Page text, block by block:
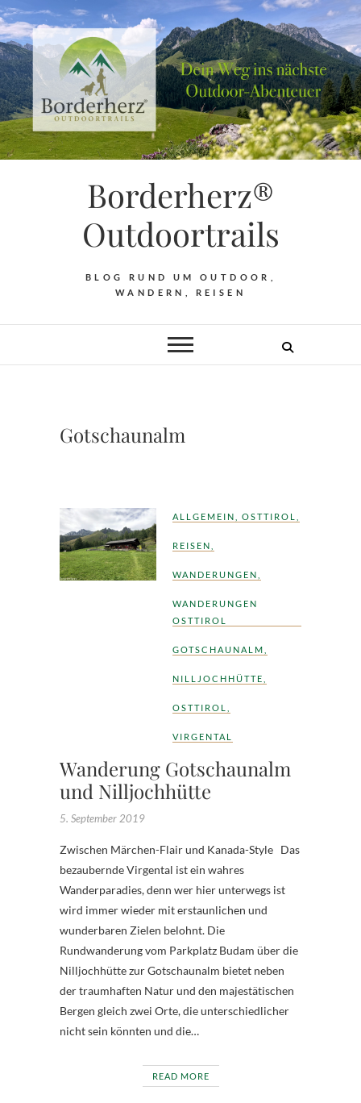
Borderherz®
Outdoortrails
BLOG RUND UM OUTDOOR,
WANDERN, REISEN
Gotschaunalm
ALLGEMEIN OSTTIROL
REISEN
WANDERUNGEN
WANDERUNGEN
OSTTIROL
GOTSCHAUNALM
NILLJOCHHÜTTE
OSTTIROL
VIRGENTAL
Wanderung Gotschaunalm
und Nilljochhütte
5. September 2019
Zwischen Märchen-Flair und Kanada-Style Das
bezaubernde Virgental ist ein wahres
Wanderparadies, denn wer hier unterwegs ist
wird immer wieder mit erstaunlichen und
wunderbaren Zielen belohnt. Die
Rundwanderung vom Parkplatz Budam über die
Nilljochhütte zur Gotschaunalm bietet neben
der traumhaften Natur und den majestätischen
Bergen gleich zwei Orte, die unterschiedlicher
nicht sein könnten und die…
READ MORE